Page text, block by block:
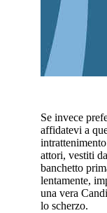
Se invece
affidatevi a
attori, vestiti
banchetto
lentamente,
una vera
lo scherzo.